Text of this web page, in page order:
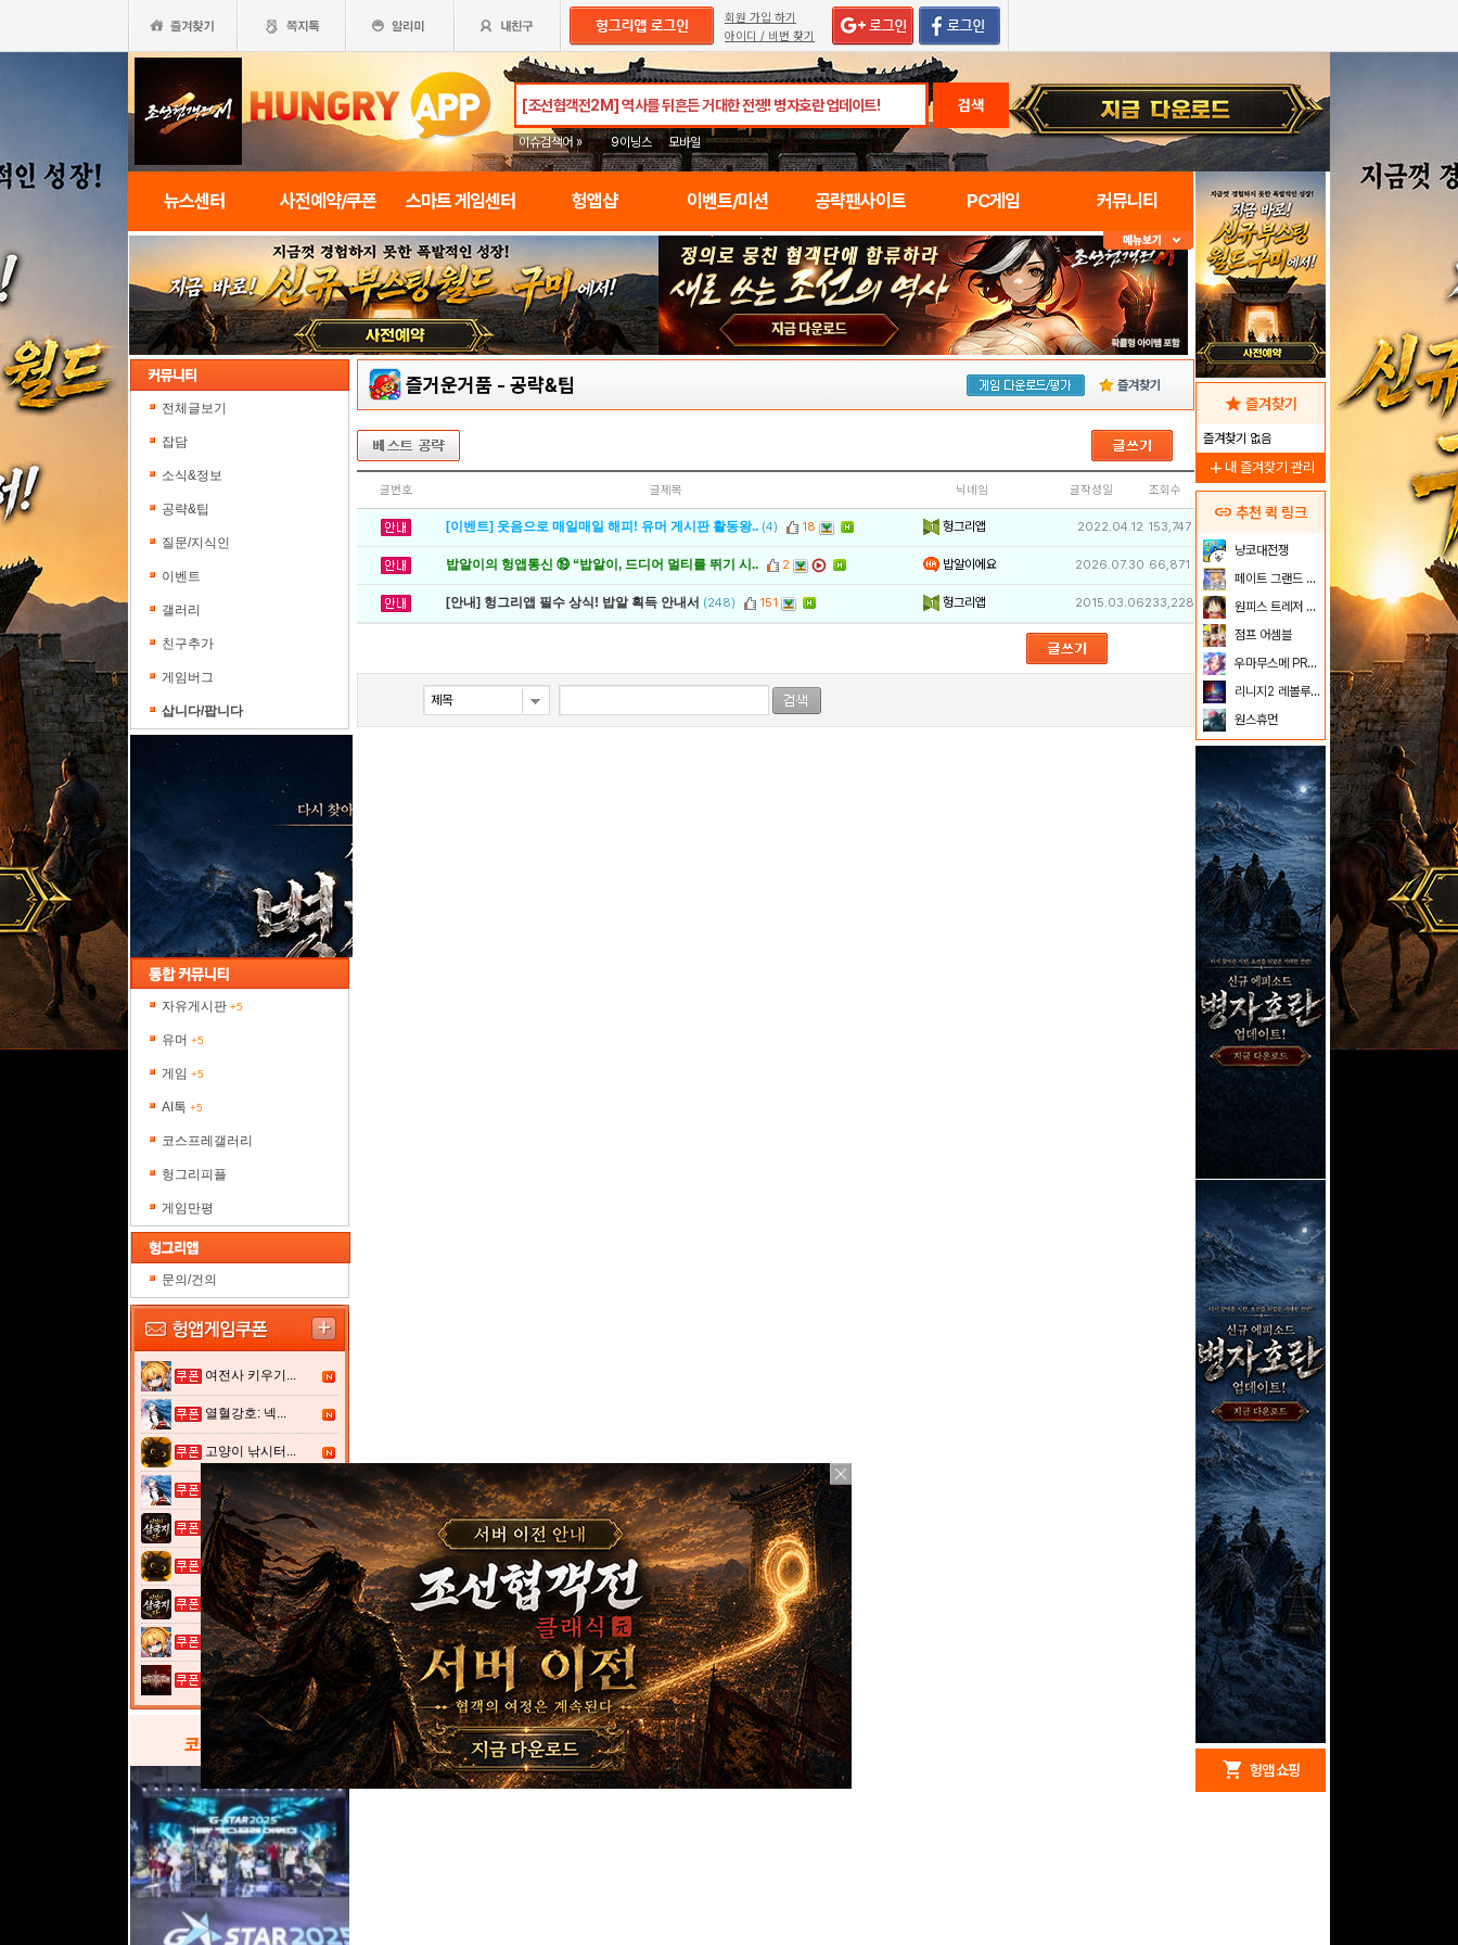
회원 가입 하기
아이디 / 비번 찾기
검색
이슈검색어 » 9이닝스 모바일
뉴스센터 사전예약/쿠폰 스마트 게임센터 헝앱샵 이벤트/미션 공략팬사이트 PC게임 커뮤니티
전체글보기
잡담
소식&정보
공략&팁
질문/지식인
이벤트
갤러리
친구추가
게임버그
삽니다/팝니다
자유게시판 +5
유머 +5
게임 +5
AI톡 +5
코스프레갤러리
헝그리피플
게임만평
문의/건의
여전사 키우기...
열혈강호: 넥...
고양이 낚시터...
열혈강호: 넥...
이것이 삼국지...
고양이 낚시터...
이것이 삼국지...
여전사 키우기...
그레이 사가
코스프레 갤러리
즐거운거품 - 공략&팁 즐겨찾기
글번호 글제목 닉네임 글작성일 조회수
[이벤트] 웃음으로 매일매일 해피! 유머 게시판 활동왕.. (4) 18 헝그리앱 2022.04.12 153,747
밥알이의 헝앱통신 ⑲ “밥알이, 드디어 멀티를 뛰기 시.. 2 밥알이에요 2026.07.30 66,871
[안내] 헝그리앱 필수 상식! 밥알 획득 안내서 (248) 151 헝그리앱 2015.03.06233,228
star 즐겨찾기
즐겨찾기 없음
add 내 즐겨찾기 관리
link 추천 퀵 링크
냥코대전쟁
페이트 그랜드 오더
원피스 트레저 크루즈
점프 어셈블
우마무스메 PRETTY DERBY
리니지2 레볼루션
원스휴먼
shopping_cart 헝앱 쇼핑